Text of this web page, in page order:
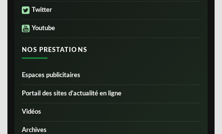
Twitter
Youtube
NOS PRESTATIONS
Espaces publicitaires
Portail des sites d’actualité en ligne
Vidéos
Archives